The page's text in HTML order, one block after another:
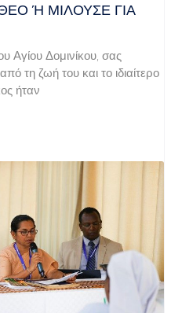
Ή ΜΙΛΟΎΣΕ ΓΙΑ ΤΟ
Αγίου Δομινίκου, σας
τη ζωή του και το ιδιαίτερο
ήταν